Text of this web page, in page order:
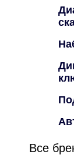
Все